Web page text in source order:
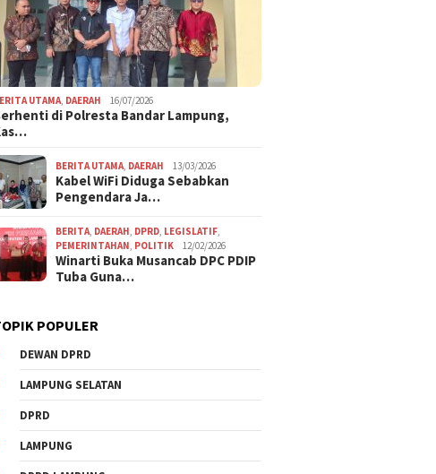
UTAMA DAERAH 16/07/2026
di Polresta Bandar Lampung,
BERITA UTAMA DAERAH 13/03/2026
Kabel WiFi Diduga Sebabkan
Pengendara Ja…
BERITA DAERAH DPRD LEGISLATIF
PEMERINTAHAN POLITIK 12/02/2026
Winarti Buka Musancab DPC PDIP
Tuba Guna…
POPULER
DEWAN DPRD
LAMPUNG SELATAN
DPRD
LAMPUNG